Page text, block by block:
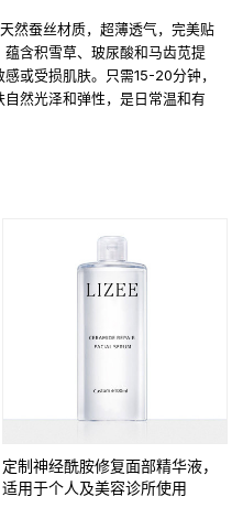
然蚕丝材质，超薄透气，完美贴
含积雪草、玻尿酸和马齿苋提
或受损肌肤。只需15-20分钟，
然光泽和弹性，是日常温和有
定制神经酰胺修复面部精华液，
适用于个人及美容诊所使用